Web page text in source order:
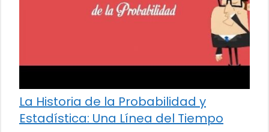
La Historia de la Probabilidad y
Estadística: Una Línea del Tiempo